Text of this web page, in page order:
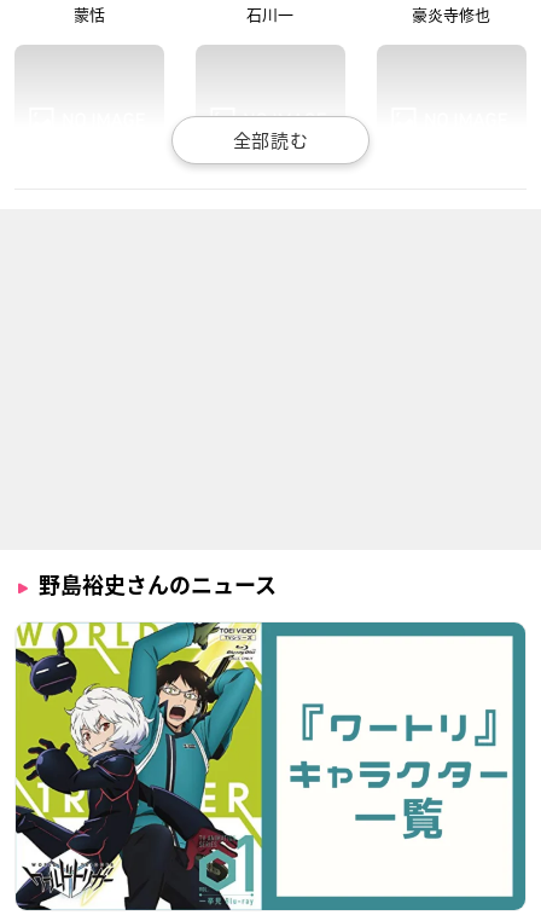
蒙恬 石川一 豪炎寺修也
黒子のバスケ(第2期)
伊月俊
弱虫ペダル
石垣光太郎
ぎんぎつね
吉住真一
野島裕史さんのニュース